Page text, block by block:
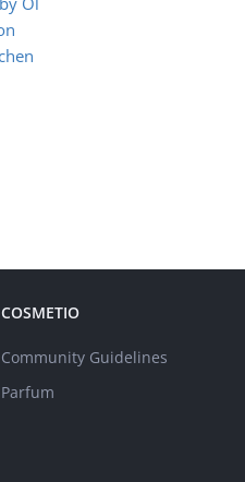
COSMETIO
Community Guidelines
Parfum